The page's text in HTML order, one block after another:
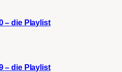
– die Playlist
– die Playlist